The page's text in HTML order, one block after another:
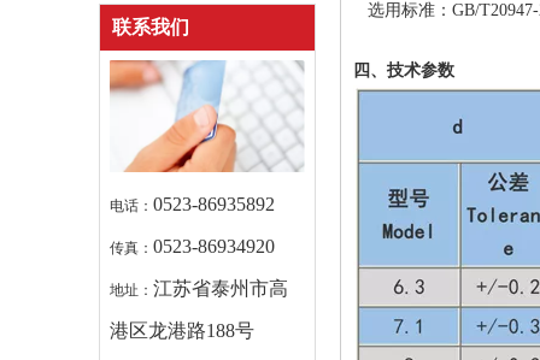
联系我们
电话： 0523-86935892
传真： 0523-86934920
地址： 江苏省泰州市高
港区龙港路188号
选用标准：GB/T20947-
四、技术参数